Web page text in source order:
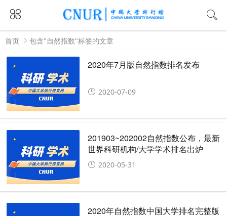
首页 包含"自然指数"标签的文章
2020年7月版自然指数排名发布
2020-07-09
201903~202002自然指数公布，最新
世界科研机构/大学学术排名出炉
2020-05-31
2020年自然指数中国大学排名完整版